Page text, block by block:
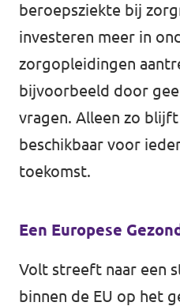
Werken bij Volt
Contact
Volt There -
Charge -
beroepsziekte bij
investeren meer in
zorgopleidingen
bijvoorbeeld door
vragen. Alleen zo
beschikbaar voor
toekomst.
Een Europese
Volt streeft naar een
binnen de EU op het